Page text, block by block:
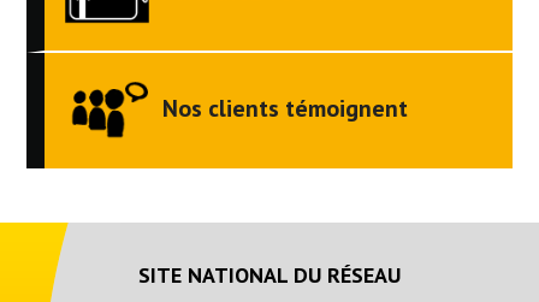
Nos clients témoignent
SITE NATIONAL DU RÉSEAU